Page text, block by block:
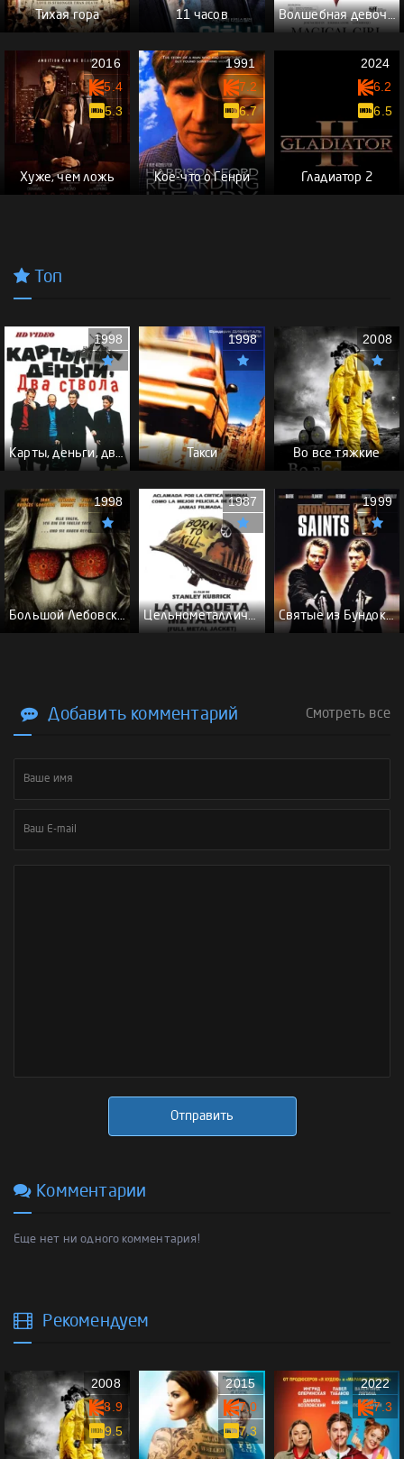
Тихая гора 11 часов Волшебная девочка
Хуже, чем ложь
2016
5.4
5.3
Кое-что о Генри
1991
7.2
6.7
Гладиатор 2
2024
6.2
6.5
Топ
Карты, деньги, два ствола - (Перевод Гоблина)
1998
Такси
1998
Во все тяжкие
2008
Большой Лебовски - (Перевод Гоблина)
1998
Цельнометаллическая оболочка - (Перевод Гоблина)
1987
Святые из Бундока \ Святые из трущоб - (Перевод Гоблина)
1999
Добавить комментарий Смотреть все
Отправить
Комментарии
Еще нет ни одного комментария!
Рекомендуем
2008
8.9
9.5
2015
7.0
7.3
2022
7.3